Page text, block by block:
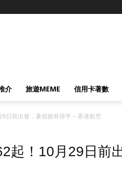
介 旅遊MEME 信用卡著數
日前出發，暑假都有得平 – 香港航空
起！10月29日前